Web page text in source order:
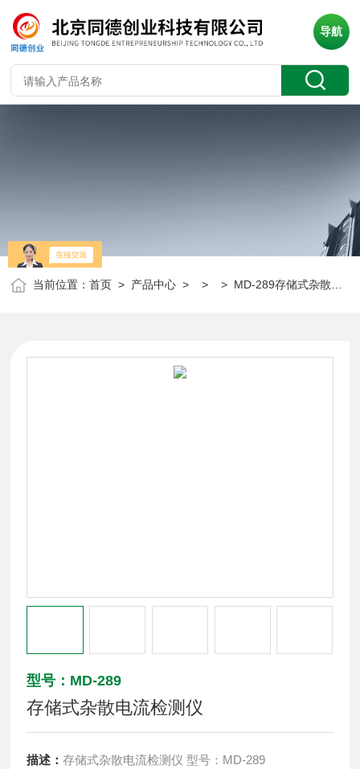
导航
当前位置：首页 > 产品中心 > > > MD-289存储式杂散电流检测仪
型号：MD-289
存储式杂散电流检测仪
描述：存储式杂散电流检测仪 型号：MD-289